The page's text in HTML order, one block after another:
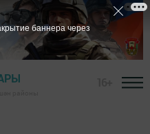
баннера через